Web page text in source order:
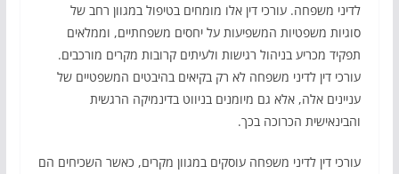
לדיני משפחה. עורכי דין אלו מומחים בטיפול במגוון רחב של
סוגיות משפטיות המשפיעות על יחסים משפחתיים, וממלאים
תפקיד מכריע בניהול רגישות ולעיתים קרובות מקרים מורכבים.
עורכי דין לדיני משפחה לא רק בקיאים בהיבטים המשפטיים של
עניינים אלה, אלא גם מיומנים בניווט בדינמיקה הרגשית
והבינאישית הכרוכה בכך.
עורכי דין לדיני משפחה עוסקים במגוון מקרים, כאשר השכיחים הם